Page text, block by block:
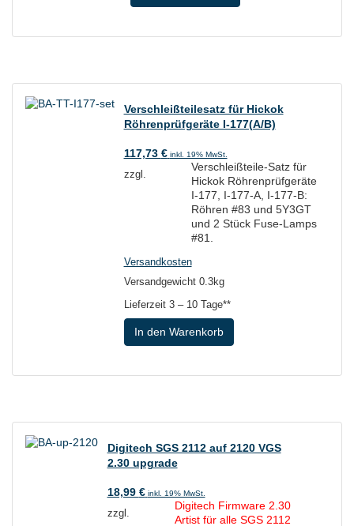
Verschleißteilesatz für Hickok
Röhrenprüfgeräte I-177(A/B)
117,73 € inkl. 19% MwSt.
Verschleißteile-Satz für
Hickok Röhrenprüfgeräte
I-177, I-177-A, I-177-B:
Röhren #83 und 5Y3GT
und 2 Stück Fuse-Lamps
#81.
zzgl.
Versandkosten
Versandgewicht 0.3kg
Lieferzeit 3 – 10 Tage**
In den Warenkorb
Digitech SGS 2112 auf 2120 VGS
2.30 upgrade
18,99 € inkl. 19% MwSt.
Digitech Firmware 2.30
Artist für alle SGS 2112
zzgl.